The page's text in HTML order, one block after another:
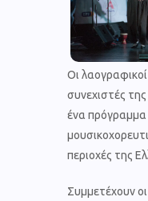
Οι
συνεχιστές
ένα πρόγραμμα
περιοχές της
Συμμετέχουν